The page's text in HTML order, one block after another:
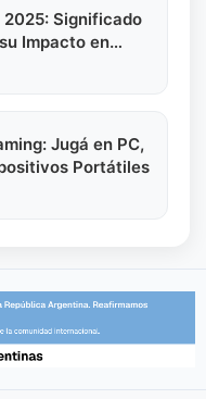
2025: Significado
Impacto en
Jugá en PC,
Portátiles